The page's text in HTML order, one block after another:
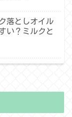
落としオイル
い？ミルクと